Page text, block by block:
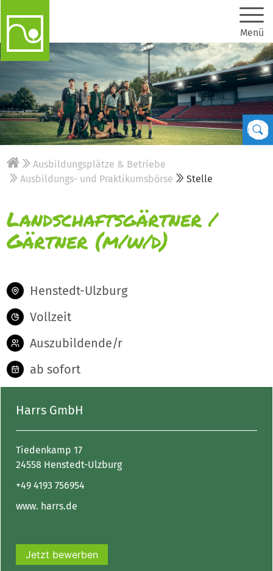
Menü
Ausbildungsplätze & Betriebe
Ausbildungs- und Praktikumsbörse
Stelle
Landschaftsgärtner /
Gärtner (m/w/d)
Henstedt-Ulzburg
Vollzeit
Auszubildende/r
ab sofort
Harrs GmbH
Tiedenkamp 17
24558 Henstedt-Ulzburg
+49 4193 756954
www. harrs.de
Jetzt bewerben